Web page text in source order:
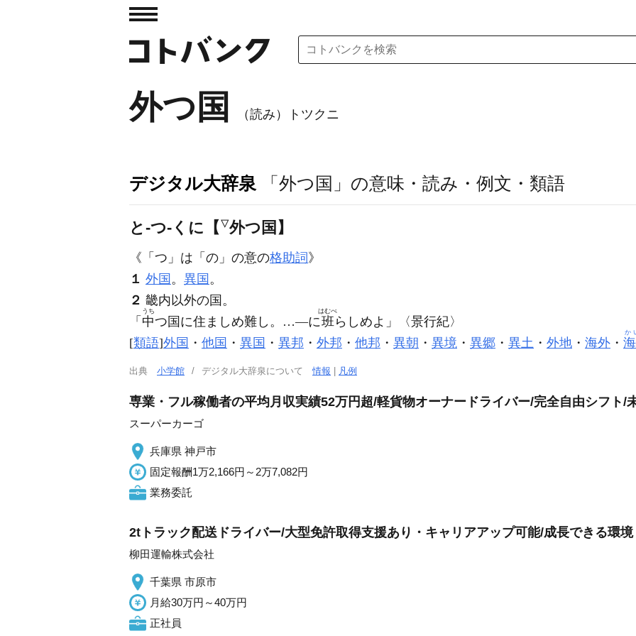
外つ国 （読み）トツクニ
デジタル大辞泉 「外つ国」の意味・読み・例文・類語
と‐つ‐くに【 ▽外つ国】
《「つ」は「の」の意の格助詞 》
１ 外国 。 異国 。
２ 畿内以外の国。
「 中
うち
つ国に住ましめ難し。…―に班
はむべ
らしめよ」〈景行紀〉
[類語]外国 ・ 他国 ・ 異国 ・ 異邦 ・ 外邦 ・ 他邦 ・ 異朝 ・ 異境 ・ 異郷 ・ 異土 ・ 外地 ・ 海外 ・
か
出典 小学館 デジタル大辞泉について情報 凡例
専業・フル稼働者の平均月収実績52万円超/軽貨物オーナードライバー/完全自由シフト/
スーパーカーゴ
兵庫県 神戸市
固定報酬1万2,166円～2万7,082円
業務委託
2tトラック配送ドライバー/大型免許取得支援あり・キャリアアップ可能/成長できる環境
柳田運輸株式会社
千葉県 市原市
月給30万円～40万円
正社員